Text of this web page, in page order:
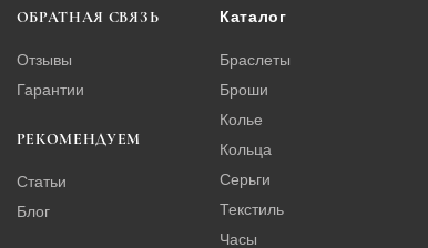
ОБРАТНАЯ СВЯЗЬ
Отзывы
Гарантии
РЕКОМЕНДУЕМ
Статьи
Блог
Каталог
Браслеты
Броши
Колье
Кольца
Серьги
Текстиль
Часы